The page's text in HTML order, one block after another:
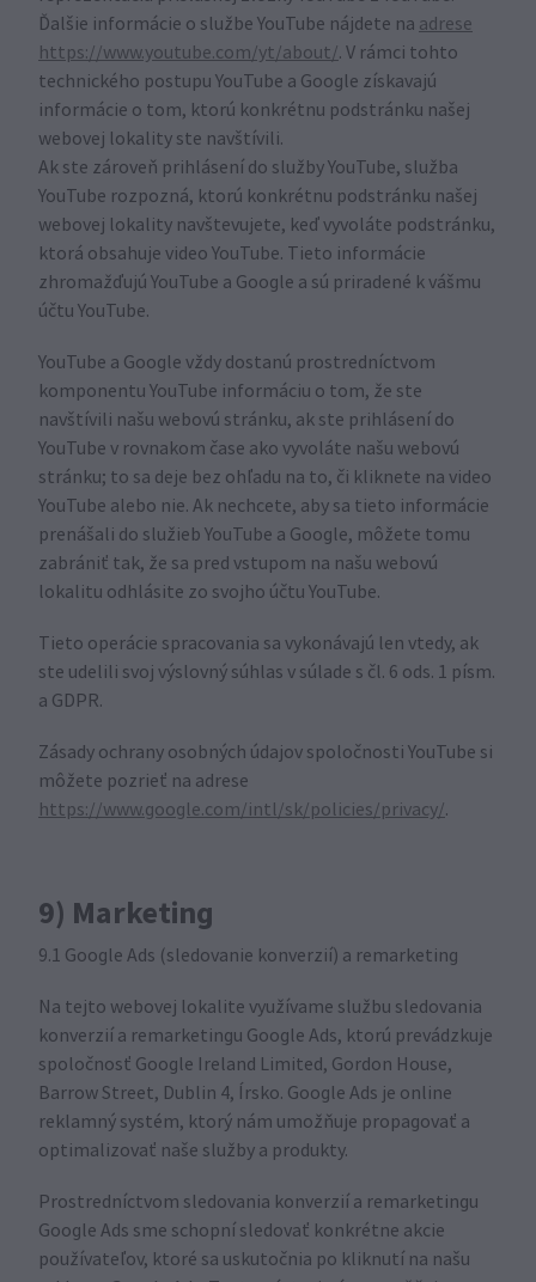
Ďalšie informácie o službe YouTube nájdete na adrese
https://www.youtube.com/yt/about/. V rámci tohto
technického postupu YouTube a Google získavajú
informácie o tom, ktorú konkrétnu podstránku našej
webovej lokality ste navštívili.
Ak ste zároveň prihlásení do služby YouTube, služba
YouTube rozpozná, ktorú konkrétnu podstránku našej
webovej lokality navštevujete, keď vyvoláte podstránku,
ktorá obsahuje video YouTube. Tieto informácie
zhromažďujú YouTube a Google a sú priradené k vášmu
účtu YouTube.
YouTube a Google vždy dostanú prostredníctvom
komponentu YouTube informáciu o tom, že ste
navštívili našu webovú stránku, ak ste prihlásení do
YouTube v rovnakom čase ako vyvoláte našu webovú
stránku; to sa deje bez ohľadu na to, či kliknete na video
YouTube alebo nie. Ak nechcete, aby sa tieto informácie
prenášali do služieb YouTube a Google, môžete tomu
zabrániť tak, že sa pred vstupom na našu webovú
lokalitu odhlásite zo svojho účtu YouTube.
Tieto operácie spracovania sa vykonávajú len vtedy, ak
ste udelili svoj výslovný súhlas v súlade s čl. 6 ods. 1 písm.
a GDPR.
Zásady ochrany osobných údajov spoločnosti YouTube si
môžete pozrieť na adrese
https://www.google.com/intl/sk/policies/privacy/.
9) Marketing
9.1 Google Ads (sledovanie konverzií) a remarketing
Na tejto webovej lokalite využívame službu sledovania
konverzií a remarketingu Google Ads, ktorú prevádzkuje
spoločnosť Google Ireland Limited, Gordon House,
Barrow Street, Dublin 4, Írsko. Google Ads je online
reklamný systém, ktorý nám umožňuje propagovať a
optimalizovať naše služby a produkty.
Prostredníctvom sledovania konverzií a remarketingu
Google Ads sme schopní sledovať konkrétne akcie
používateľov, ktoré sa uskutočnia po kliknutí na našu